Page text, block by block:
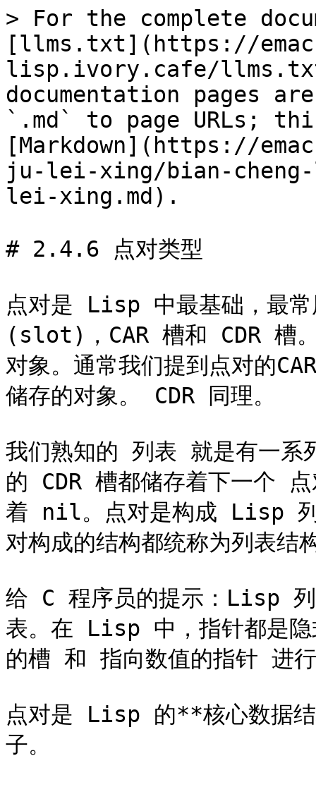
> For the complete
[llms.txt](https://
lisp.ivory.cafe/
documentation pages
`.md` to page URLs;
[Markdown](https://
ju-lei-xing/bian-
lei-xing.md).
# 2.4.6 点对类型
点对是 Lisp 中最基础，最常
(slot)，CAR 槽和 CDR 槽
对象。通常我们提到点对的
储存的对象。 CDR 同理。
我们熟知的 列表 就是有一系
的 CDR 槽都储存着下一个
着 nil。点对是构成 Lisp 列
对构成的结构都统称为列表结
给 C 程序员的提示：Lisp 列
表。在 Lisp 中，指针都是隐
的槽 和 指向数值的指针 进
点对是 Lisp 的**核心数据结
子。